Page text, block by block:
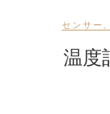
センサー
温度